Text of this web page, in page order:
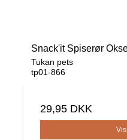
Snack'it Spiserør
Tukan pets
tp01-866
29,95 DKK